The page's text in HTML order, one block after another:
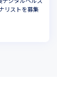
リストを募集